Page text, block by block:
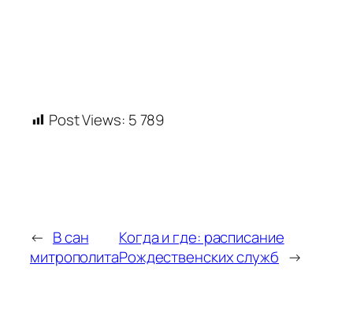
Post Views: 5 789
← В сан
митрополита
Когда и где: расписание
Рождественских служб →